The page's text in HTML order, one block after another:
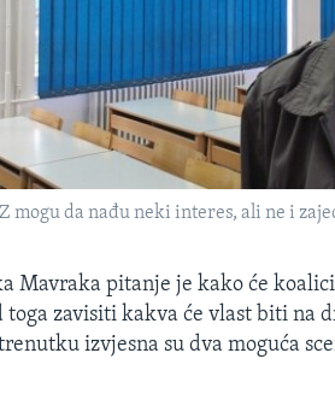
mogu da nađu neki interes, ali ne i
Mavraka pitanje je kako će
toga zavisiti kakva će vlast biti na
izvjesna su dva moguća